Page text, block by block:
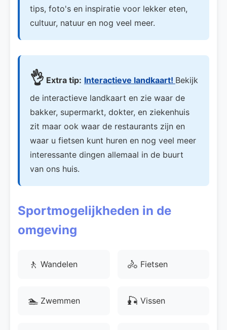
tips, foto's en inspiratie voor lekker eten,
cultuur, natuur en nog veel meer.
👌 Extra tip: Interactieve landkaart! Bekijk
de interactieve landkaart en zie waar de
bakker, supermarkt, dokter, en ziekenhuis
zit maar ook waar de restaurants zijn en
waar u fietsen kunt huren en nog veel meer
interessante dingen allemaal in de buurt
van ons huis.
Sportmogelijkheden in de
omgeving
🚶 Wandelen 🚴 Fietsen
🏊 Zwemmen 🎣 Vissen